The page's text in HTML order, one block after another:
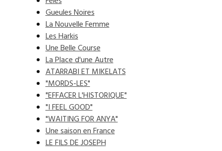
Gueules Noires
La Nouvelle Femme
Les Harkis
Une Belle Course
La Place d'une Autre
ATARRABI ET MIKELATS
"MORDS-LES"
"EFFACER L'HISTORIQUE"
"I FEEL GOOD"
"WAITING FOR ANYA"
Une saison en France
LE FILS DE JOSEPH